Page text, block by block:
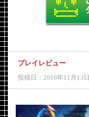
プレイレビュー
投稿日：2016年11月13日